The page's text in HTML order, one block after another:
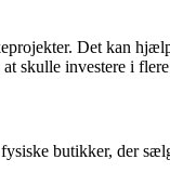
Det kan
skulle investere i
butikker, der